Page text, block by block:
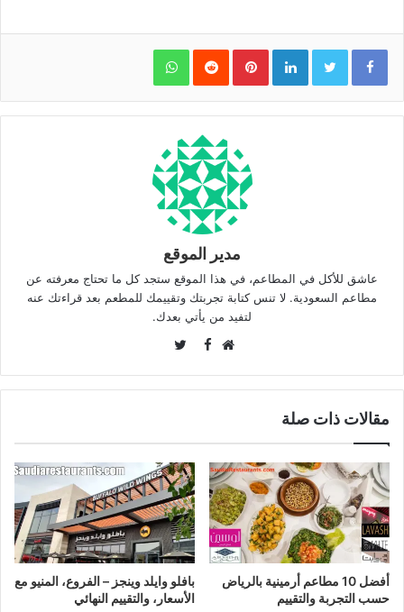
LinkedIn
Pinterest
WhatsApp
مدير الموقع
عاشق للأكل في المطاعم، في هذا الموقع ستجد كل ما تحتاج معرفته عن
مطاعم السعودية. لا تنس كتابة تجربتك وتقييمك للمطعم بعد قراءتك عنه
لتفيد من يأتي بعدك.
Facebook
مقالات ذات صلة
أفضل 10 مطاعم أرمينية بالرياض
حسب التجربة والتقييم
بافلو وايلد وينجز – الفروع، المنيو مع
الأسعار، والتقييم النهائي